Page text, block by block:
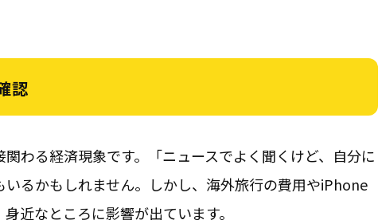
認
わる経済現象です。「ニュースでよく聞くけど、自分に
るかもしれません。しかし、海外旅行の費用やiPhone
近なところに影響が出ています。